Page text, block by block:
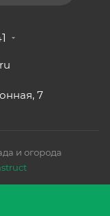
7
и огорода